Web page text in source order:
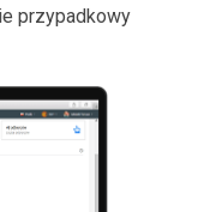
przypadkowy